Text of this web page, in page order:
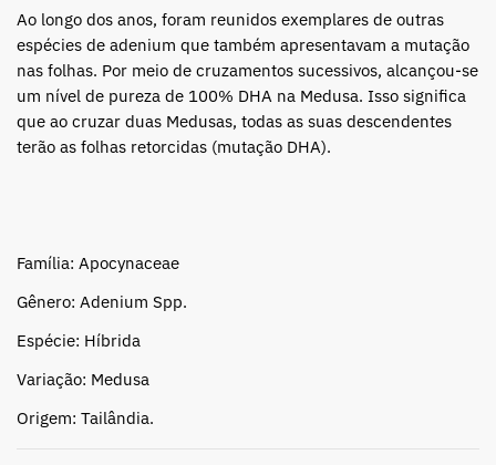
Ao longo dos anos, foram reunidos exemplares de outras
espécies de adenium que também apresentavam a mutação
nas folhas. Por meio de cruzamentos sucessivos, alcançou-se
um nível de pureza de 100% DHA na Medusa. Isso significa
que ao cruzar duas Medusas, todas as suas descendentes
terão as folhas retorcidas (mutação DHA).
Família: Apocynaceae
Gênero: Adenium Spp.
Espécie: Híbrida
Variação: Medusa
Origem: Tailândia.